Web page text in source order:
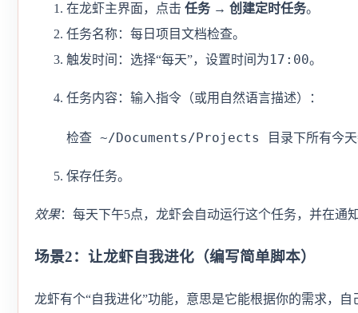
在龙虾主界面，点击 任务 → 创建定时任务。
任务名称： 每日项目文档检查。
触发时间：选择“每天”，设置时间为17:00。
任务内容：输入指令（或用自然语言描述）：
检查 ~/Documents/Projects 目录下所有今天
保存任务。
效果：每天下午5点，龙虾会自动运行这个任务，并在通
场景2：让龙虾自我进化（编写简单脚本）
龙虾有个“自我进化”功能，意思是它能根据你的需求，